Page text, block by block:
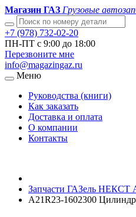
Магазин ГАЗ Грузовые
+7 (978) 732-02-20
ПН-ПТ с 9:00 до 18:00
Перезвоните мне
info@magazingaz.ru
Меню
Руководства (книги)
Как заказать
Доставка и оплата
О компании
Контакты
Запчасти ГАЗель НЕКСТ
A21R23-1602300